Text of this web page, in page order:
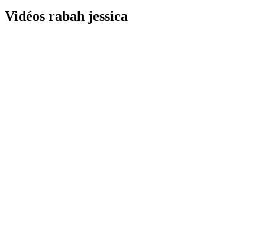
Vidéos rabah jessica